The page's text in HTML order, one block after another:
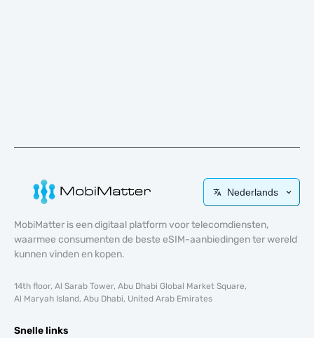
Nederlands
MobiMatter is een digitaal platform voor telecomdiensten,
waarmee consumenten de beste eSIM-aanbiedingen ter wereld
kunnen vinden en kopen.
14th floor, Al Sarab Tower, Abu Dhabi Global Market Square,
Al Maryah Island, Abu Dhabi, United Arab Emirates
Snelle links